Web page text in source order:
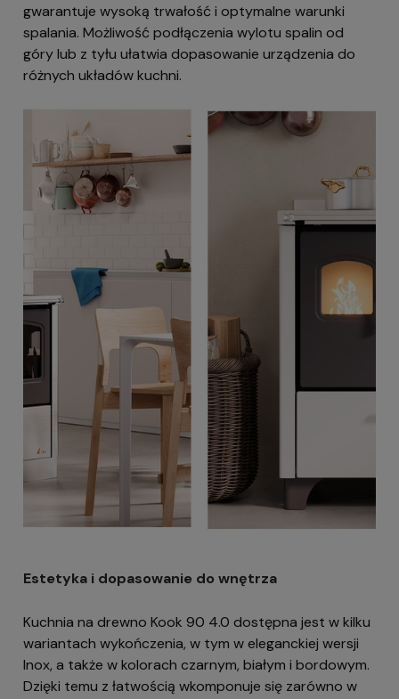
gwarantuje wysoką trwałość i optymalne warunki
spalania. Możliwość podłączenia wylotu spalin od
góry lub z tyłu ułatwia dopasowanie urządzenia do
różnych układów kuchni.
Estetyka i dopasowanie do wnętrza
Kuchnia na drewno Kook 90 4.0 dostępna jest w kilku
wariantach wykończenia, w tym w eleganckiej wersji
Inox, a także w kolorach czarnym, białym i bordowym.
Dzięki temu z łatwością wkomponuje się zarówno w